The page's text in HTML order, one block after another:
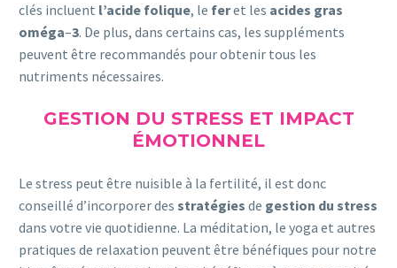
clés incluent l’acide folique, le feret les acides gras
oméga–3. De plus, dans certains cas, les suppléments
peuvent être recommandés pour obtenir tous les
nutriments nécessaires.
GESTION DU STRESS ET IMPACT
ÉMOTIONNEL
Le stress peut être nuisible à la fertilité, il est donc
conseillé d’incorporer des stratégies de gestion du stress
dans votre vie quotidienne. La méditation, le yoga et autres
pratiques de relaxation peuvent être bénéfiques pour notre